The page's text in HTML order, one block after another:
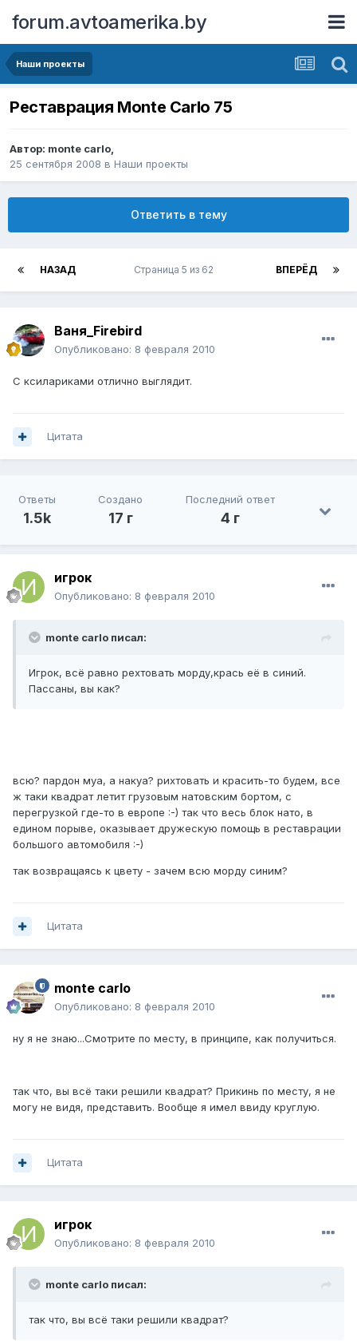
forum.avtoamerika.by
Наши проекты
Реставрация Monte Carlo 75
Автор: monte carlo,
25 сентября 2008 в Наши проекты
Ответить в тему
НАЗАД ВПЕРЁД
Страница 5 из 62
Ваня_Firebird
Опубликовано: 8 февраля 2010
C ксилариками отлично выглядит.
Цитата
Ответы
1.5k
Создано
17 г
Последний ответ
4 г
игрок
Опубликовано: 8 февраля 2010
monte carlo писал:
Игрок, всё равно рехтовать морду,крась её в синий.
Пассаны, вы как?
всю? пардон муа, а накуа? рихтовать и красить-то будем, все
ж таки квадрат летит грузовым натовским бортом, с
перегрузкой где-то в европе :-) так что весь блок нато, в
едином порыве, оказывает дружескую помощь в реставрации
большого автомобиля :-)
так возвращаясь к цвету - зачем всю морду синим?
Цитата
monte carlo
Опубликовано: 8 февраля 2010
ну я не знаю...Смотрите по месту, в принципе, как получиться.
так что, вы всё таки решили квадрат? Прикинь по месту, я не
могу не видя, представить. Вообще я имел ввиду круглую.
Цитата
игрок
Опубликовано: 8 февраля 2010
monte carlo писал:
так что, вы всё таки решили квадрат?